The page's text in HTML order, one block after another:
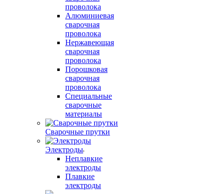
проволока
Алюминиевая
сварочная
проволока
Нержавеющая
сварочная
проволока
Порошковая
сварочная
проволока
Специальные
сварочные
материалы
Сварочные прутки
Электроды
Неплавкие
электроды
Плавкие
электроды